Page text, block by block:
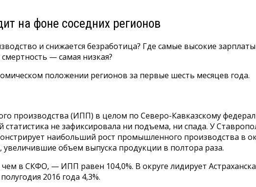
на фоне соседних регионов
и снижается безработица? Где самые высокие
— самая низкая?
положении регионов за первые шесть месяцев года.
производства (ИПП) в целом по Северо-Кавказскому
не зафиксировала ни подъема, ни спада. У
наибольший рост промышленного производства в
объем выпуска продукции в полтора раза.
СКФО, — ИПП равен 104,0%. В округе лидирует Астраханская
2016 года 4,3%.